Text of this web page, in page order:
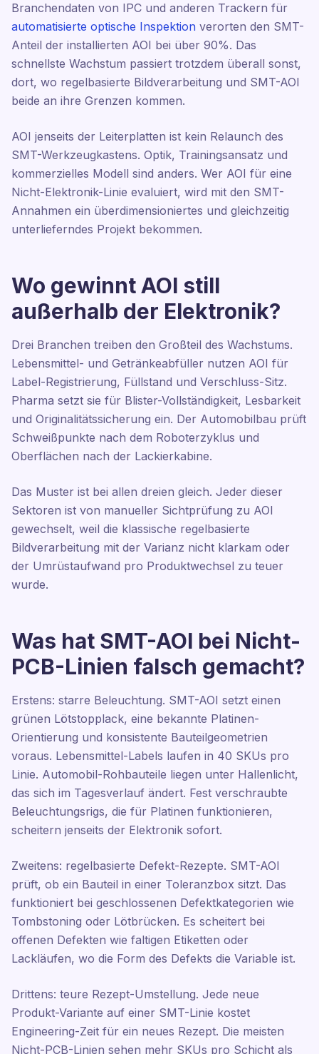
Branchendaten von IPC und anderen Trackern für
automatisierte optische Inspektion verorten den SMT-
Anteil der installierten AOI bei über 90%. Das
schnellste Wachstum passiert trotzdem überall sonst,
dort, wo regelbasierte Bildverarbeitung und SMT-AOI
beide an ihre Grenzen kommen.
AOI jenseits der Leiterplatten ist kein Relaunch des
SMT-Werkzeugkastens. Optik, Trainingsansatz und
kommerzielles Modell sind anders. Wer AOI für eine
Nicht-Elektronik-Linie evaluiert, wird mit den SMT-
Annahmen ein überdimensioniertes und gleichzeitig
unterlieferndes Projekt bekommen.
Wo gewinnt AOI still
außerhalb der Elektronik?
Drei Branchen treiben den Großteil des Wachstums.
Lebensmittel- und Getränkeabfüller nutzen AOI für
Label-Registrierung, Füllstand und Verschluss-Sitz.
Pharma setzt sie für Blister-Vollständigkeit, Lesbarkeit
und Originalitätssicherung ein. Der Automobilbau prüft
Schweißpunkte nach dem Roboterzyklus und
Oberflächen nach der Lackierkabine.
Das Muster ist bei allen dreien gleich. Jeder dieser
Sektoren ist von manueller Sichtprüfung zu AOI
gewechselt, weil die klassische regelbasierte
Bildverarbeitung mit der Varianz nicht klarkam oder
der Umrüstaufwand pro Produktwechsel zu teuer
wurde.
Was hat SMT-AOI bei Nicht-
PCB-Linien falsch gemacht?
Erstens: starre Beleuchtung. SMT-AOI setzt einen
grünen Lötstopplack, eine bekannte Platinen-
Orientierung und konsistente Bauteilgeometrien
voraus. Lebensmittel-Labels laufen in 40 SKUs pro
Linie. Automobil-Rohbauteile liegen unter Hallenlicht,
das sich im Tagesverlauf ändert. Fest verschraubte
Beleuchtungsrigs, die für Platinen funktionieren,
scheitern jenseits der Elektronik sofort.
Zweitens: regelbasierte Defekt-Rezepte. SMT-AOI
prüft, ob ein Bauteil in einer Toleranzbox sitzt. Das
funktioniert bei geschlossenen Defektkategorien wie
Tombstoning oder Lötbrücken. Es scheitert bei
offenen Defekten wie faltigen Etiketten oder
Lackläufen, wo die Form des Defekts die Variable ist.
Drittens: teure Rezept-Umstellung. Jede neue
Produkt-Variante auf einer SMT-Linie kostet
Engineering-Zeit für ein neues Rezept. Die meisten
Nicht-PCB-Linien sehen mehr SKUs pro Schicht als